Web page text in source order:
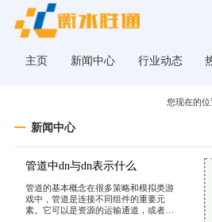
主页 新闻中心 行业动态
您现在的
新闻中心
管道中dn与dn表示什么
管道的基本概念在很多策略和模拟类游
戏中，管道是连接不同组件的重要元
素。它可以是资源的运输通道，或者是